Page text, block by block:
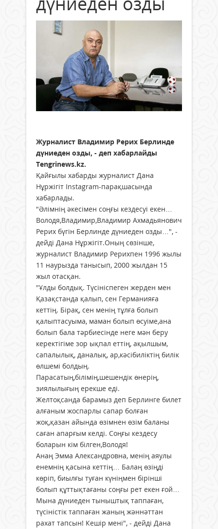
Журналист Владимир Рерих Берлинде
дүниеден озды, - деп хабарлайды
Tengrinews.kz.
Қайғылы хабарды журналист Дана
Нұржігіт Instagram-парақшасында
хабарлады.
"Әлімнің әкесімен соңғы кездесуі екен…
Володя,Владимир,Владимир Ахмадьянович
Рерих бүгін Берлинде дүниеден озды…", -
дейді Дана Нұржігіт.Оның сөзінше,
журналист Владимир Рерихпен 1996 жылы
11 наурызда танысып, 2000 жылдан 15
жыл отасқан.
"Ұлды болдық. Түсініспеген жерден мен
Қазақстанда қалып, сен Германияға
кеттің. Бірақ, сен менің тұлға болып
қалыптасуыма, маман болып өсуіме,ана
болып бала тәрбиесінде неге мән беру
керектігіме зор ықпал еттің, ақылшым,
сапалылық, даналық, ар,кәсібиліктің билік
өлшемі болдың.
Парасатың,білімің,шешендік өнерің,
зиялылығың ерекше еді.
Желтоқсанда барамыз деп Берлинге билет
алғаным жоспарлы сапар болған
жоқ,қазан айында өзімнен өзім баланы
саған апарғым келді. Соңғы кездесу
боларын кім білген,Володя!
Анаң Эмма Александровна, менің аяулы
енемнің қасына кеттің… Балаң өзіңді
көріп, биылғы туған күніңмен бірінші
болып құттықтағаны соңғы рет екен ғой…
Мына дүниеден тыныштық таппаған,
түсіністік таппаған жаның жәннәттан
рахат тапсын! Кешір мені", - дейді Дана